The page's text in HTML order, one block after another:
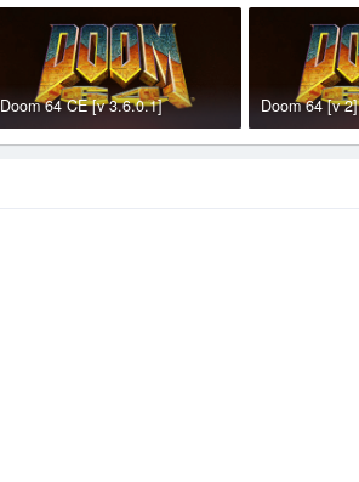
Doom 64 CE [v 3.6.0.1] Doom 64 [v 2]